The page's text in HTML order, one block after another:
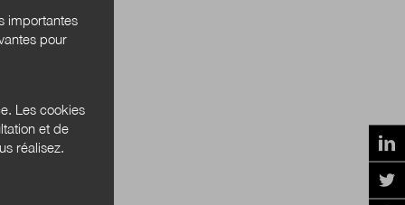
importantes
pour
Les cookies
et de
réalisez.